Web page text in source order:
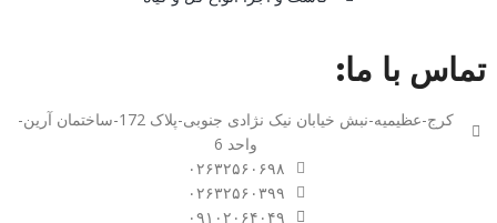
تماس با ما:
کرج-عظیمیه-نبش خیابان نیک نژادی جنوبی-پلاک 172-ساختمان آرین-
واحد 6
۰۲۶۳۲۵۶۰۶۹۸
۰۲۶۳۲۵۶۰۳۹۹
۰۹۱۰۲۰۶۴۰۴۹